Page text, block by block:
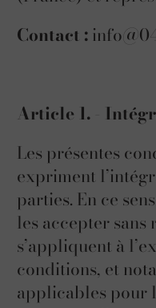
Contact :
Article 1. -
Les présentes
expriment
parties. En ce
les accepter sans
s’appliquent à
conditions, et
applicables pour